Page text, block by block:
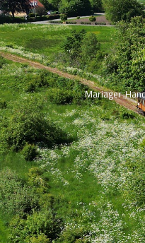
Mariager-